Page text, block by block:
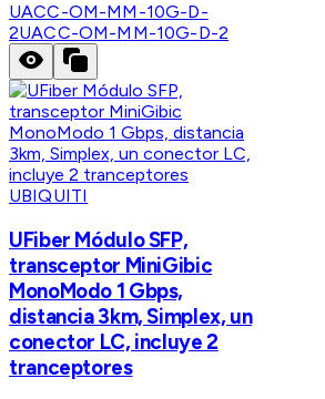
UACC-OM-MM-10G-D-
2UACC-OM-MM-10G-D-2
UBIQUITI
UFiber Módulo SFP,
transceptor MiniGibic
MonoModo 1 Gbps,
distancia 3km, Simplex, un
conector LC, incluye 2
tranceptores